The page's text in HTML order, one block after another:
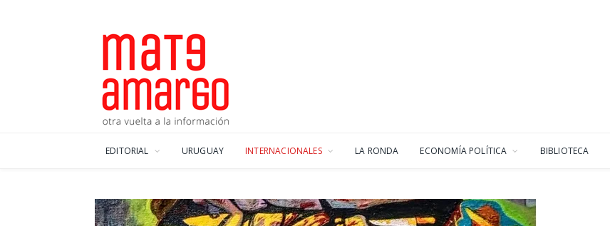
EDITORIAL URUGUAY INTERNACIONALES LA RONDA ECONOMÍA POLÍTICA BIBLIOTECA